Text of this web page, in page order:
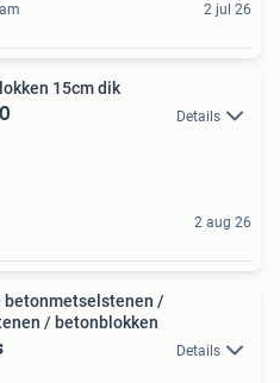
2 jul 26
15cm dik
Details
2 aug 26
betonmetselstenen /
/ betonblokken
Details